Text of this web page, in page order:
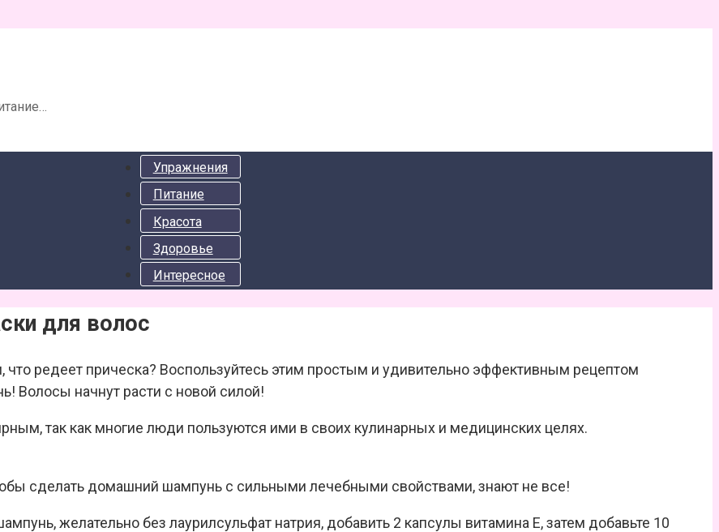
Упражнения
Питание
Красота
Здоровье
Интересное
для волос
редеет прическа? Воспользуйтесь этим простым и удивительно эффективным рецептом
Волосы начнут расти с новой силой!
так как многие люди пользуются ими в своих кулинарных и медицинских целях.
сделать домашний шампунь с сильными лечебными свойствами, знают не все!
желательно без лаурилсульфат натрия, добавить 2 капсулы витамина Е, затем добавьте 10